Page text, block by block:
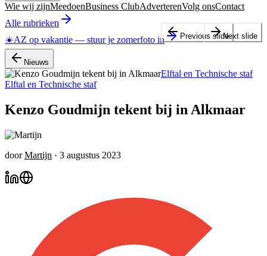
Wie wij zijnMeedoenBusiness ClubAdverterenVolg onsContact
Alle rubrieken
☀️AZ op vakantie — stuur je zomerfoto in
Nieuws
Elftal en Technische staf
Elftal en Technische staf
Kenzo Goudmijn tekent bij in Alkmaar
door Martijn · 3 augustus 2023
Previous slideNext slide